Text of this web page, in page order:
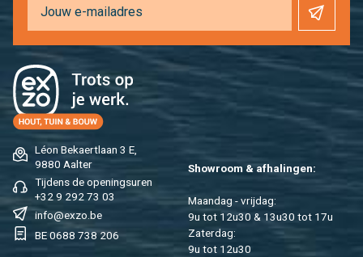
Léon Be­kaert­laan 3 E,
9880 Aal­ter
Tij­dens de ope­nings­uren
+32 9 292 73 03
info@​exzo.​be
BE 0688 738 206
Show­room & af­ha­lin­gen:
Maan­dag - vrij­dag:
9u tot 12u30 & 13u30 tot 17u
Za­ter­dag:
9u tot 12u30